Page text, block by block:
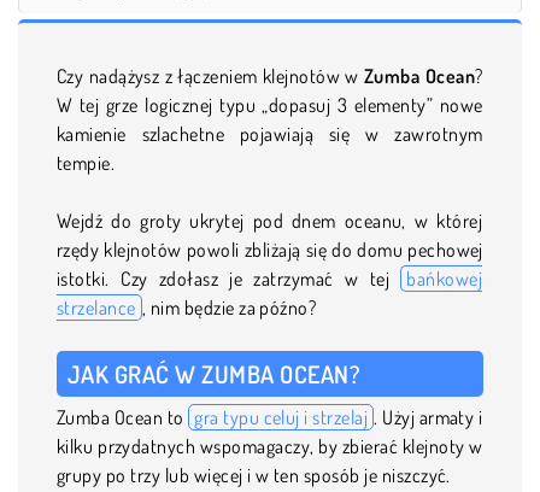
Czy nadążysz z łączeniem klejnotów w Zumba Ocean?
W tej grze logicznej typu „dopasuj 3 elementy” nowe
kamienie szlachetne pojawiają się w zawrotnym
tempie.
Wejdź do groty ukrytej pod dnem oceanu, w której
rzędy klejnotów powoli zbliżają się do domu pechowej
istotki. Czy zdołasz je zatrzymać w tej bańkowej
strzelance , nim będzie za późno?
JAK GRAĆ W ZUMBA OCEAN?
Zumba Ocean to gra typu celuj i strzelaj . Użyj armaty i
kilku przydatnych wspomagaczy, by zbierać klejnoty w
grupy po trzy lub więcej i w ten sposób je niszczyć.